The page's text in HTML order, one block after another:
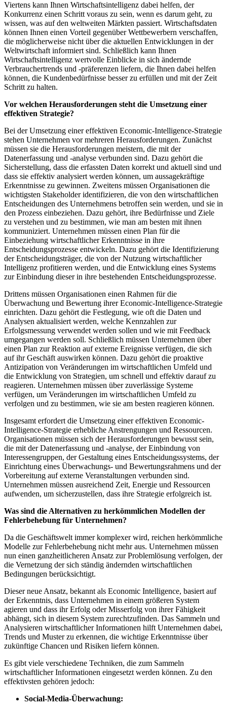
Viertens kann Ihnen Wirtschaftsintelligenz dabei helfen, der
Konkurrenz einen Schritt voraus zu sein, wenn es darum geht, zu
wissen, was auf den weltweiten Märkten passiert. Wirtschaftsdaten
können Ihnen einen Vorteil gegenüber Wettbewerbern verschaffen,
die möglicherweise nicht über die aktuellen Entwicklungen in der
Weltwirtschaft informiert sind. Schließlich kann Ihnen
Wirtschaftsintelligenz wertvolle Einblicke in sich ändernde
Verbrauchertrends und -präferenzen liefern, die Ihnen dabei helfen
können, die Kundenbedürfnisse besser zu erfüllen und mit der Zeit
Schritt zu halten.
Vor welchen Herausforderungen steht die Umsetzung einer
effektiven Strategie?
Bei der Umsetzung einer effektiven Economic-Intelligence-Strategie
stehen Unternehmen vor mehreren Herausforderungen. Zunächst
müssen sie die Herausforderungen meistern, die mit der
Datenerfassung und -analyse verbunden sind. Dazu gehört die
Sicherstellung, dass die erfassten Daten korrekt und aktuell sind und
dass sie effektiv analysiert werden können, um aussagekräftige
Erkenntnisse zu gewinnen. Zweitens müssen Organisationen die
wichtigsten Stakeholder identifizieren, die von den wirtschaftlichen
Entscheidungen des Unternehmens betroffen sein werden, und sie in
den Prozess einbeziehen. Dazu gehört, ihre Bedürfnisse und Ziele
zu verstehen und zu bestimmen, wie man am besten mit ihnen
kommuniziert. Unternehmen müssen einen Plan für die
Einbeziehung wirtschaftlicher Erkenntnisse in ihre
Entscheidungsprozesse entwickeln. Dazu gehört die Identifizierung
der Entscheidungsträger, die von der Nutzung wirtschaftlicher
Intelligenz profitieren werden, und die Entwicklung eines Systems
zur Einbindung dieser in ihre bestehenden Entscheidungsprozesse.
Drittens müssen Organisationen einen Rahmen für die
Überwachung und Bewertung ihrer Economic-Intelligence-Strategie
einrichten. Dazu gehört die Festlegung, wie oft die Daten und
Analysen aktualisiert werden, welche Kennzahlen zur
Erfolgsmessung verwendet werden sollen und wie mit Feedback
umgegangen werden soll. Schließlich müssen Unternehmen über
einen Plan zur Reaktion auf externe Ereignisse verfügen, die sich
auf ihr Geschäft auswirken können. Dazu gehört die proaktive
Antizipation von Veränderungen im wirtschaftlichen Umfeld und
die Entwicklung von Strategien, um schnell und effektiv darauf zu
reagieren. Unternehmen müssen über zuverlässige Systeme
verfügen, um Veränderungen im wirtschaftlichen Umfeld zu
verfolgen und zu bestimmen, wie sie am besten reagieren können.
Insgesamt erfordert die Umsetzung einer effektiven Economic-
Intelligence-Strategie erhebliche Anstrengungen und Ressourcen.
Organisationen müssen sich der Herausforderungen bewusst sein,
die mit der Datenerfassung und -analyse, der Einbindung von
Interessengruppen, der Gestaltung eines Entscheidungssystems, der
Einrichtung eines Überwachungs- und Bewertungsrahmens und der
Vorbereitung auf externe Veranstaltungen verbunden sind.
Unternehmen müssen ausreichend Zeit, Energie und Ressourcen
aufwenden, um sicherzustellen, dass ihre Strategie erfolgreich ist.
Was sind die Alternativen zu herkömmlichen Modellen der
Fehlerbehebung für Unternehmen?
Da die Geschäftswelt immer komplexer wird, reichen herkömmliche
Modelle zur Fehlerbehebung nicht mehr aus. Unternehmen müssen
nun einen ganzheitlicheren Ansatz zur Problemlösung verfolgen, der
die Vernetzung der sich ständig ändernden wirtschaftlichen
Bedingungen berücksichtigt.
Dieser neue Ansatz, bekannt als Economic Intelligence, basiert auf
der Erkenntnis, dass Unternehmen in einem größeren System
agieren und dass ihr Erfolg oder Misserfolg von ihrer Fähigkeit
abhängt, sich in diesem System zurechtzufinden. Das Sammeln und
Analysieren wirtschaftlicher Informationen hilft Unternehmen dabei,
Trends und Muster zu erkennen, die wichtige Erkenntnisse über
zukünftige Chancen und Risiken liefern können.
Es gibt viele verschiedene Techniken, die zum Sammeln
wirtschaftlicher Informationen eingesetzt werden können. Zu den
effektivsten gehören jedoch:
Social-Media-Überwachung: